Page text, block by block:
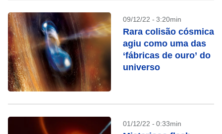
09/12/22 - 3:20min
Rara colisão cósmica
agiu como uma das
‘fábricas de ouro’ do
universo
01/12/22 - 0:33min